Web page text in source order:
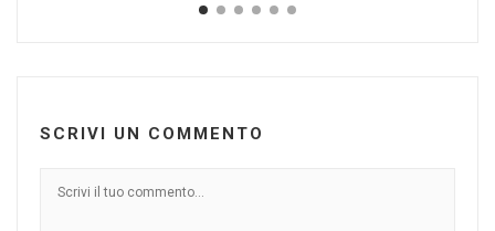
SCRIVI UN COMMENTO